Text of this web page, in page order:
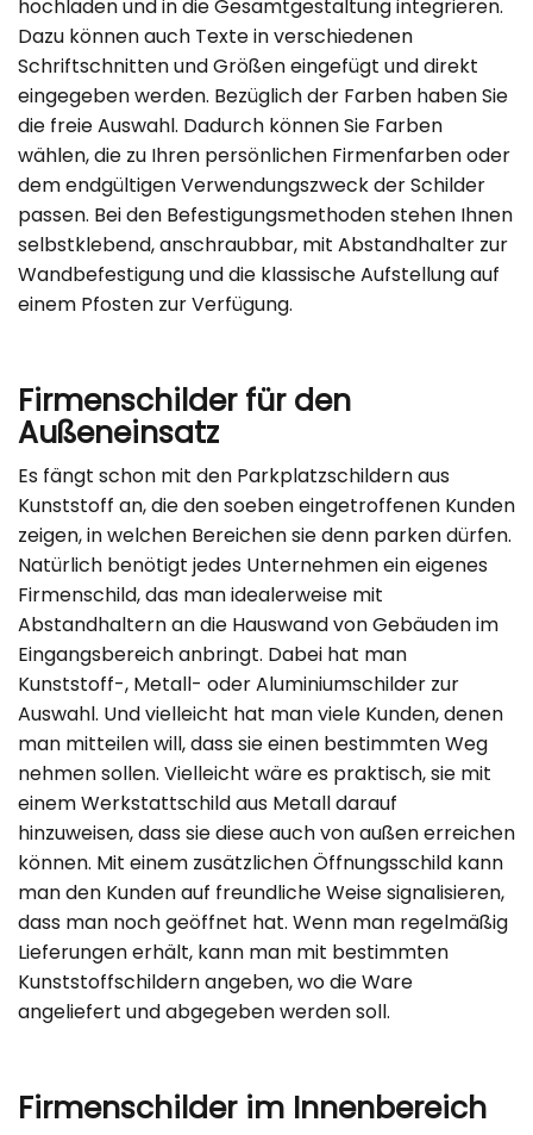
hochladen und in die Gesamtgestaltung integrieren.
Dazu können auch Texte in verschiedenen
Schriftschnitten und Größen eingefügt und direkt
eingegeben werden. Bezüglich der Farben haben Sie
die freie Auswahl. Dadurch können Sie Farben
wählen, die zu Ihren persönlichen Firmenfarben oder
dem endgültigen Verwendungszweck der Schilder
passen. Bei den Befestigungsmethoden stehen Ihnen
selbstklebend, anschraubbar, mit Abstandhalter zur
Wandbefestigung und die klassische Aufstellung auf
einem Pfosten zur Verfügung.
Firmenschilder für den
Außeneinsatz
Es fängt schon mit den Parkplatzschildern aus
Kunststoff an, die den soeben eingetroffenen Kunden
zeigen, in welchen Bereichen sie denn parken dürfen.
Natürlich benötigt jedes Unternehmen ein eigenes
Firmenschild, das man idealerweise mit
Abstandhaltern an die Hauswand von Gebäuden im
Eingangsbereich anbringt. Dabei hat man
Kunststoff-, Metall- oder Aluminiumschilder zur
Auswahl. Und vielleicht hat man viele Kunden, denen
man mitteilen will, dass sie einen bestimmten Weg
nehmen sollen. Vielleicht wäre es praktisch, sie mit
einem Werkstattschild aus Metall darauf
hinzuweisen, dass sie diese auch von außen erreichen
können. Mit einem zusätzlichen Öffnungsschild kann
man den Kunden auf freundliche Weise signalisieren,
dass man noch geöffnet hat. Wenn man regelmäßig
Lieferungen erhält, kann man mit bestimmten
Kunststoffschildern angeben, wo die Ware
angeliefert und abgegeben werden soll.
Firmenschilder im Innenbereich